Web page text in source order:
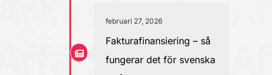
februari 27, 2026
Fakturafinansiering – så
fungerar det för svenska